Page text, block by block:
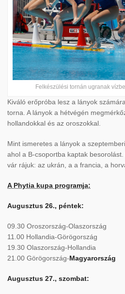
Felkészülési tornán ugranak
Kiváló erőpróba lesz a lányok
torna. A lányok a hétvégén
hollandokkal és az oroszokkal.
Mint ismeretes a lányok a
ahol a B-csoportba kaptak
vár rájuk: az ukrán, a a francia, a
A Phytia kupa programja:
Augusztus 26., péntek:
09.30 Oroszország-Olaszország
11.00 Hollandia-Görögország
19.30 Olaszország-Hollandia
21.00 Görögország-Magyarország
Augusztus 27., szombat: